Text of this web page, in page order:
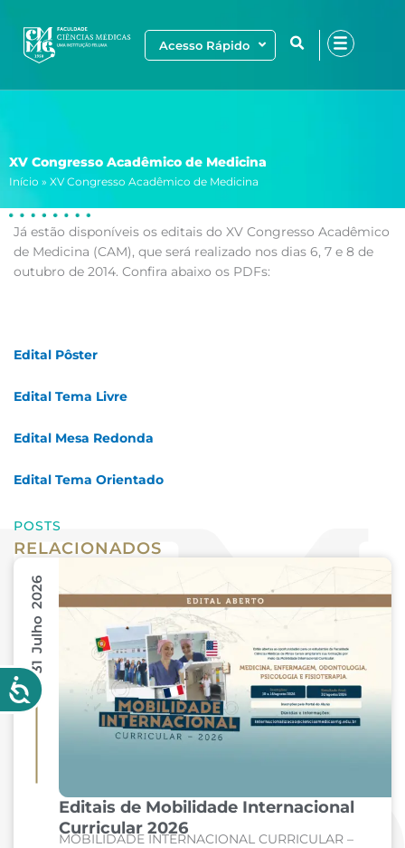
para
Acesso Rápido
XV Congresso Acadêmico de Medicina
Início » XV Congresso Acadêmico de Medicina
Já estão disponíveis os editais do XV Congresso Acadêmico
de Medicina (CAM), que será realizado nos dias 6, 7 e 8 de
outubro de 2014. Confira abaixo os PDFs:
Edital Pôster
Edital Tema Livre
Edital Mesa Redonda
Edital Tema Orientado
POSTS
RELACIONADOS
Editais de Mobilidade Internacional
Curricular 2026
MOBILIDADE INTERNACIONAL CURRICULAR –
31 Julho 2026